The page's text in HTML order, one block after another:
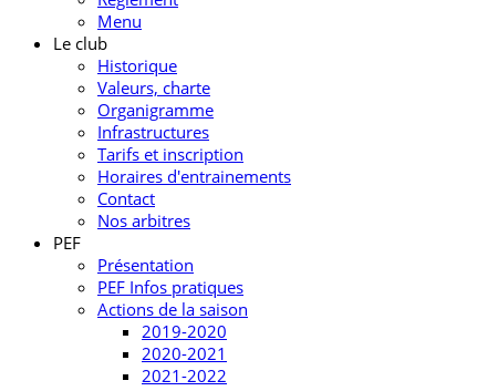
Menu
Le club
Historique
Valeurs, charte
Organigramme
Infrastructures
Tarifs et inscription
Horaires d'entrainements
Contact
Nos arbitres
PEF
Présentation
PEF Infos pratiques
Actions de la saison
2019-2020
2020-2021
2021-2022